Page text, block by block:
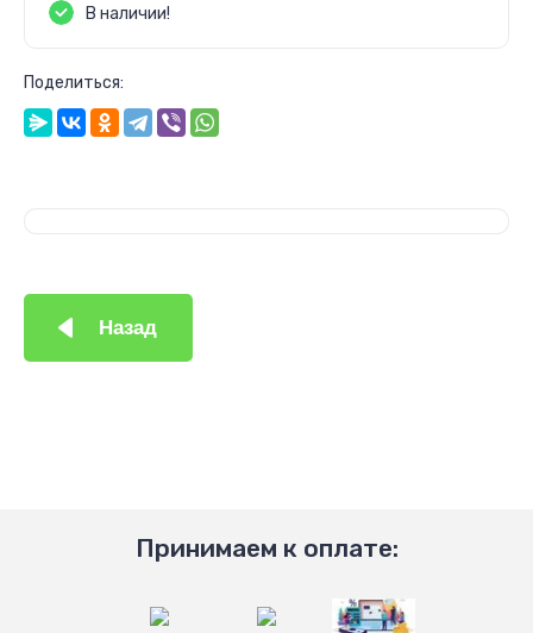
В наличии!
Поделиться:
Назад
Принимаем к оплате: